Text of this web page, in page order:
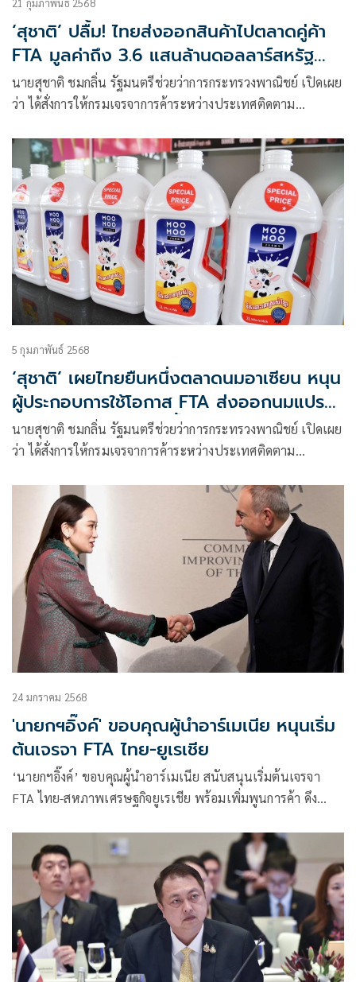
21 กุมภาพันธ์ 2568
‘สุชาติ’ ปลื้ม! ไทยส่งออกสินค้าไปตลาดคู่ค้า
FTA มูลค่าถึง 3.6 แสนล้านดอลลาร์สหรัฐ
หนุนใช้ประโยชน์จาก FTA สร้างแต้มต่อใน
ตลาดโลก
นายสุชาติ ชมกลิ่น รัฐมนตรีช่วยว่าการกระทรวงพาณิชย์ เปิดเผย
ว่า ได้สั่งการให้กรมเจรจาการค้าระหว่างประเทศติดตาม
ได้ดี โดยเฉพาะประเทศที่ไทยมีความตกลงการค้าเสรี (FTA)
5 กุมภาพันธ์ 2568
‘สุชาติ’ เผยไทยยืนหนึ่งตลาดนมอาเซียน หนุน
ผู้ประกอบการใช้โอกาส FTA ส่งออกนมแปรรูป
เจาะตลาดอาเซียนเพิ่มขึ้น
นายสุชาติ ชมกลิ่น รัฐมนตรีช่วยว่าการกระทรวงพาณิชย์ เปิดเผย
ว่า ได้สั่งการให้กรมเจรจาการค้าระหว่างประเทศติดตาม
อันดับ 1 การส่งออกสินค้านมและผลิตภัณฑ์นมของอาเซียน โดย
24 มกราคม 2568
'นายกฯอิ๊งค์' ขอบคุณผู้นำอาร์เมเนีย หนุนเริ่ม
ต้นเจรจา FTA ไทย-ยูเรเชีย
‘นายกฯอิ๊งค์’ ขอบคุณผู้นำอาร์เมเนีย สนับสนุนเริ่มต้นเจรจา
FTA ไทย-สหภาพเศรษฐกิจยูเรเชีย พร้อมเพิ่มพูนการค้า ดึง